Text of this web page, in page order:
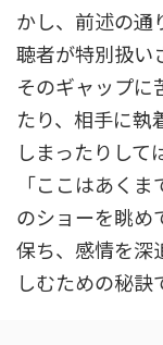
かし、前述の通
聴者が特別扱い
そのギャップに
たり、相手に執
しまったりして
「ここはあく
のショーを眺め
保ち、感情を深
しむための秘訣